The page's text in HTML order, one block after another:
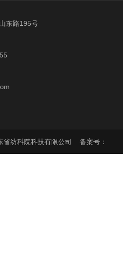
东路195号
省纺科院科技有限公司 备案号：